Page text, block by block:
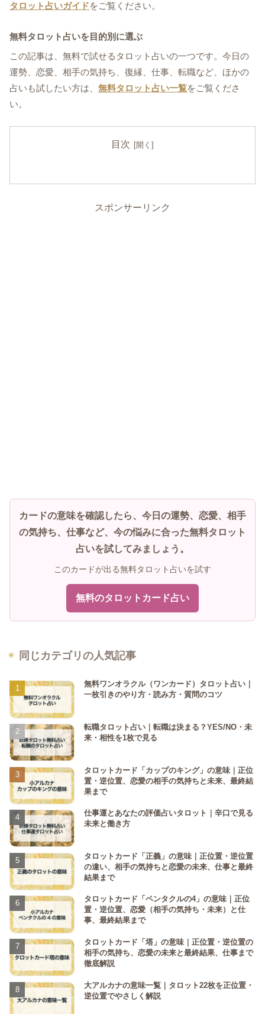
タロット占いガイドをご覧ください。
無料タロット占いを目的別に選ぶ
この記事は、無料で試せるタロット占いの一つです。今日の
運勢、恋愛、相手の気持ち、復縁、仕事、転職など、ほかの
占いも試したい方は、 無料タロット占い一覧をご覧くださ
い。
目次
スポンサーリンク
カードの意味を確認したら、今日の運勢、恋愛、相手
の気持ち、仕事など、今の悩みに合った無料タロット
占いを試してみましょう。
このカードが出る無料タロット占いを試す
無料のタロットカード占い
同じカテゴリの人気記事
無料ワンオラクル（ワンカード）タロット占い｜
一枚引きのやり方・読み方・質問のコツ
転職タロット占い｜転職は決まる？YES/NO・未
来・相性を1枚で見る
タロットカード「カップのキング」の意味｜正位
置・逆位置、恋愛の相手の気持ちと未来、最終結
果まで
仕事運とあなたの評価占いタロット｜辛口で見る
未来と働き方
タロットカード「正義」の意味｜正位置・逆位置
の違い、相手の気持ちと恋愛の未来、仕事と最終
結果まで
タロットカード「ペンタクルの4」の意味｜正位
置・逆位置、恋愛（相手の気持ち・未来）と仕
事、最終結果まで
タロットカード「塔」の意味｜正位置・逆位置の
相手の気持ち、恋愛の未来と最終結果、仕事まで
徹底解説
大アルカナの意味一覧｜タロット22枚を正位置・
逆位置でやさしく解説